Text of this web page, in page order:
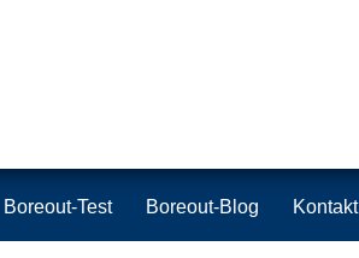
Boreout-Test Boreout-Blog Kontakt